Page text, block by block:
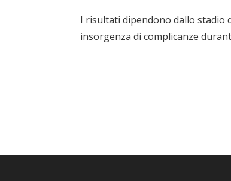
I risultati dipendono dallo stadio
insorgenza di complicanze